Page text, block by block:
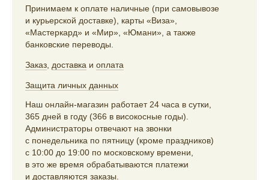
Принимаем к оплате наличные (при самовывозе
и курьерской доставке), карты «Виза»,
«Мастеркард» и «Мир», «Юмани», а также
банковские переводы.
Заказ доставка и оплата
Защита личных данных
Наш онлайн-магазин работает 24 часа в сутки,
365 дней в году (366 в високосные годы).
Администраторы отвечают на звонки
с понедельника по пятницу (кроме праздников)
с 10:00 до 19:00 по московскому времени,
в это же время обрабатываются платежи
и доставляются заказы.